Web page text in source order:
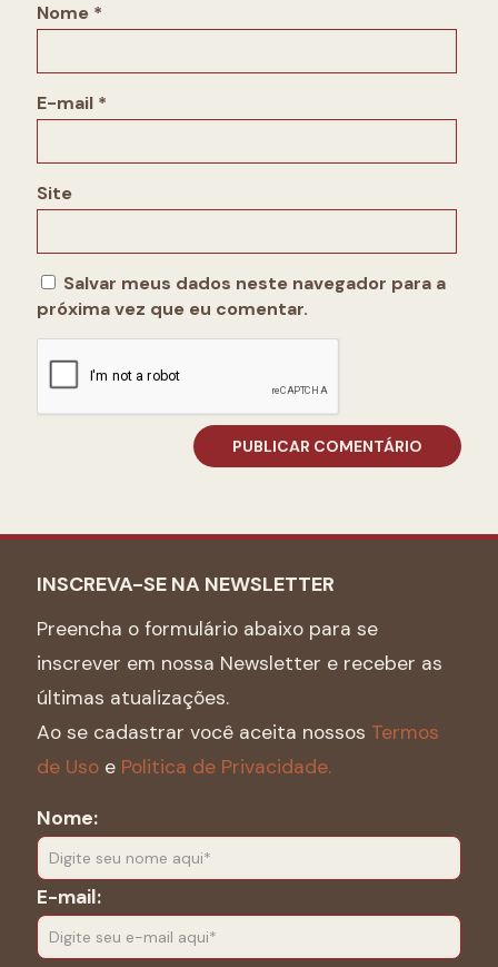
Nome *
E-mail *
Site
Salvar meus dados neste navegador para a
próxima vez que eu comentar.
INSCREVA-SE NA NEWSLETTER
Preencha o formulário abaixo para se
inscrever em nossa Newsletter e receber as
últimas atualizações.
Ao se cadastrar você aceita nossos Termos
de Uso e Politica de Privacidade.
Nome:
E-mail: